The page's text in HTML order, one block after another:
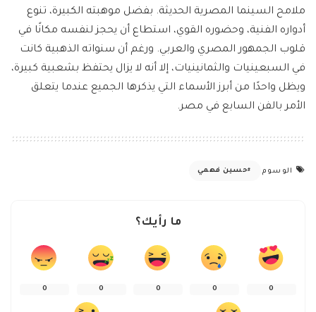
ملامح السينما المصرية الحديثة. بفضل موهبته الكبيرة، تنوع
أدواره الفنية، وحضوره القوي، استطاع أن يحجز لنفسه مكانًا في
قلوب الجمهور المصري والعربي. ورغم أن سنواته الذهبية كانت
في السبعينيات والثمانينيات، إلا أنه لا يزال يحتفظ بشعبية كبيرة،
ويظل واحدًا من أبرز الأسماء التي يذكرها الجميع عندما يتعلق
الأمر بالفن السابع في مصر.
الوسوم حسين فهمي
ما رأيك؟
0
0
0
0
0